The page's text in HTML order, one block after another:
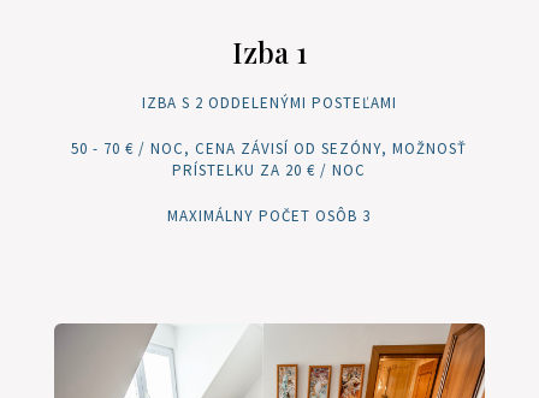
Izba 1
IZBA S 2 ODDELENÝMI POSTEĽAMI
50 - 70 € / NOC, CENA ZÁVISÍ OD SEZÓNY, MOŽNOSŤ
PRÍSTELKU ZA 20 € / NOC
MAXIMÁLNY POČET OSÔB 3